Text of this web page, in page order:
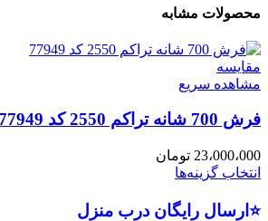
محصولات مشابه
مقایسه
مشاهده سریع
فرش 700 شانه تراکم 2550 کد 77949
23،000،000 تومان
انتخاب گزینه‌ها
⭐ارسال رایگان درب منزل